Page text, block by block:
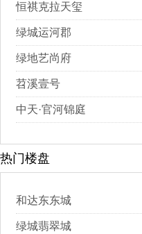
恒祺克拉天玺
绿城运河郡
绿地艺尚府
苕溪壹号
中天·官河锦庭
热门楼盘
和达东东城
绿城翡翠城